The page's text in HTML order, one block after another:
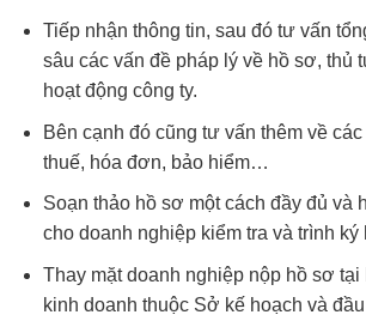
Tiếp nhận thông tin, sau đó tư vấn
sâu các vấn đề pháp lý về hồ sơ, thủ
hoạt động công ty.
Bên cạnh đó cũng tư vấn thêm về
thuế, hóa đơn, bảo hiểm…
Soạn thảo hồ sơ một cách đầy đủ và
cho doanh nghiệp kiểm tra và trình ký
Thay mặt doanh nghiệp nộp hồ sơ tại
kinh doanh thuộc Sở kế hoạch và